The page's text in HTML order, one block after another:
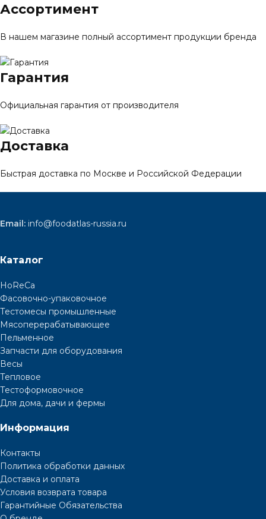
Ассортимент
В нашем магазине полный ассортимент продукции бренда
Гарантия
Официальная гарантия от производителя
Доставка
Быстрая доставка по Москве и Российской Федерации
Email: info@foodatlas-russia.ru
Каталог
HoReCa
Фасовочно-упаковочное
Тестомесы промышленные
Мясоперерабатывающее
Пельменное
Запчасти для оборудования
Весы
Тепловое
Тестоформовочное
Для дома, дачи и фермы
Информация
Контакты
Политика обработки данных
Доставка и оплата
Условия возврата товара
Гарантийные Обязательства